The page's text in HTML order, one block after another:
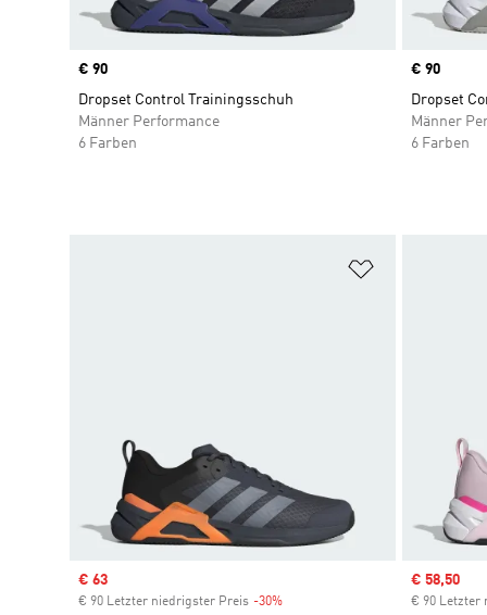
Price
€ 90
Dropset Control Trainingsschuh
Männer Performance
6 Farben
Price
€ 90
Dropset
Männer
6 Farben
Sale price
€ 63
€ 90 Letzter niedrigster Preis -30%
Sale price
€ 58,50
€ 90 Letzter